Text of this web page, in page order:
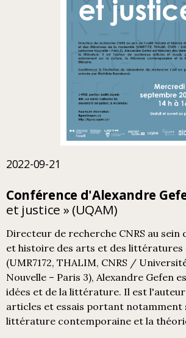
2022-09-21
Conférence d'Alexandre
et justice » (UQAM)
Directeur de recherche CNRS au sein
et histoire des arts et des littératures
(UMR7172, THALIM, CNRS /
Nouvelle – Paris 3), Alexandre Gefen
idées et de la littérature. Il est
articles et essais portant notamment
littérature contemporaine et la